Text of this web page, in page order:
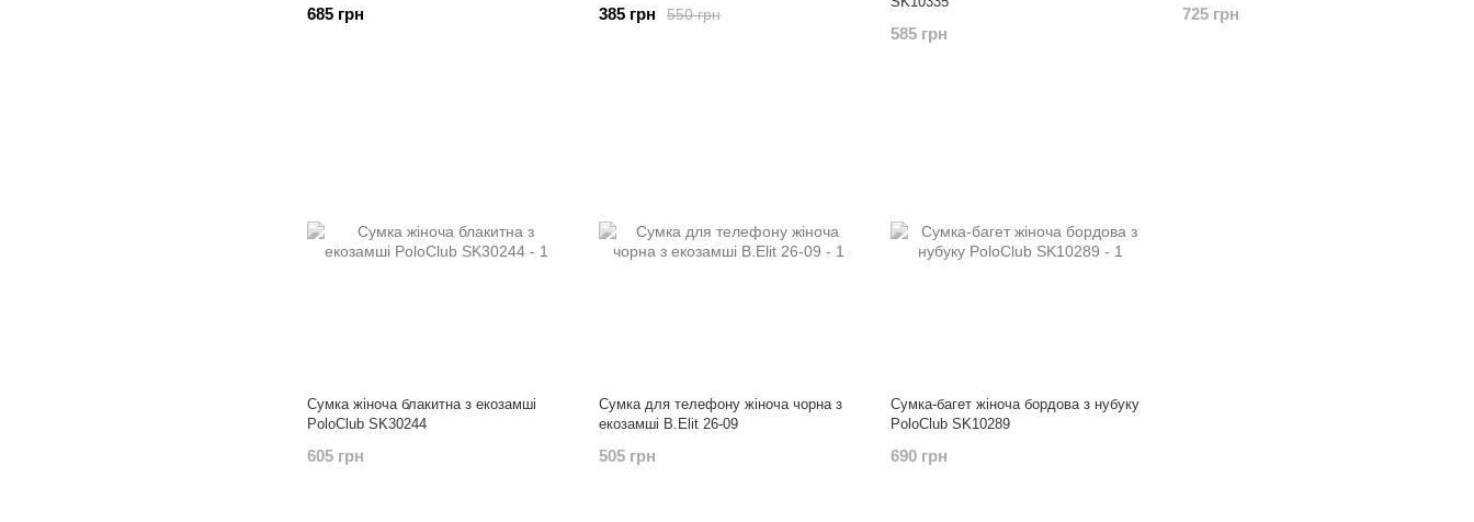
685 грн 550 грн
385 грн
585 грн
725 грн
Сумка жіноча блакитна з екозамші
PoloClub SK30244
605 грн
Сумка для телефону жіноча чорна з
екозамші B.Elit 26-09
505 грн
Сумка-багет жіноча бордова з нубуку
PoloClub SK10289
690 грн